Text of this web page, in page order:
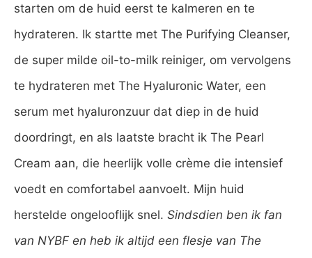
starten om de huid eerst te kalmeren en te
hydrateren. Ik startte met The Purifying Cleanser,
de super milde oil-to-milk reiniger, om vervolgens
te hydrateren met The Hyaluronic Water, een
serum met hyaluronzuur dat diep in de huid
doordringt, en als laatste bracht ik The Pearl
Cream aan, die heerlijk volle crème die intensief
voedt en comfortabel aanvoelt. Mijn huid
herstelde ongelooflijk snel. Sindsdien ben ik fan
van NYBF en heb ik altijd een flesje van The